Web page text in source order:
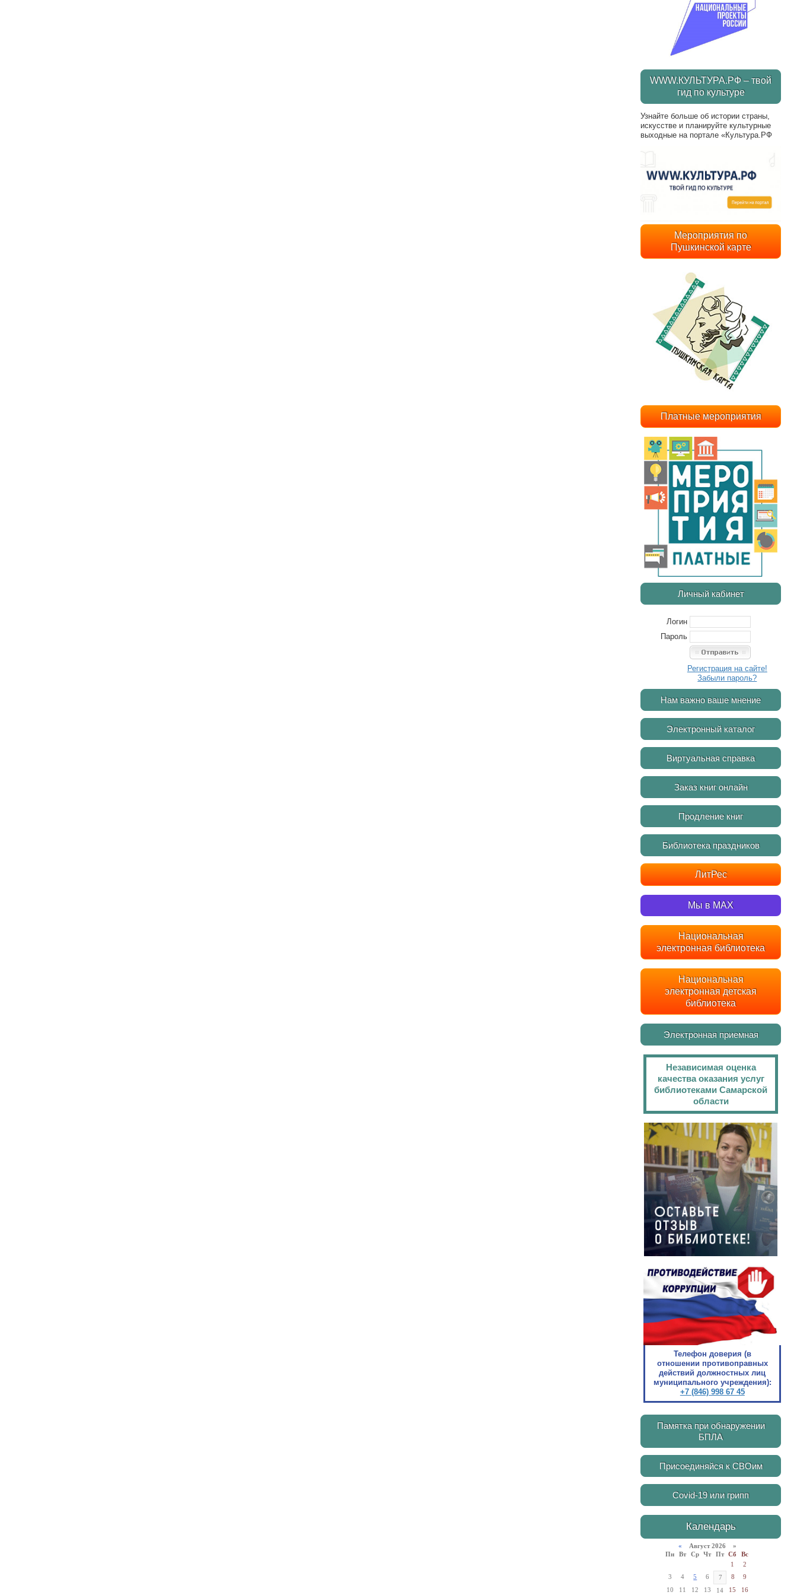
WWW.КУЛЬТУРА.РФ – твой
гид по культуре
Узнайте больше об истории страны,
искусстве и планируйте культурные
выходные на портале «Культура.РФ
Мероприятия по
Пушкинской карте
Платные мероприятия
Личный кабинет
Логин
Пароль
Регистрация на сайте!
Забыли пароль?
Нам важно ваше мнение
Электронный каталог
Виртуальная справка
Заказ книг онлайн
Продление книг
Библиотека праздников
ЛитРес
Мы в MAX
Национальная
электронная библиотека
Национальная
электронная детская
библиотека
Электронная приемная
Независимая оценка
качества оказания услуг
библиотеками Самарской
области
Телефон доверия (в
отношении противоправных
действий должностных лиц
муниципального учреждения):
+7 (846) 998 67 45
Памятка при обнаружении
БПЛА
Присоединяйся к СВОим
Covid-19 или грипп
Календарь
« Август 2026 »
Пн
Вт Ср Чт Пт Сб
Вс
1
2
3
4 5 6 7 8
9
10
11 12 13 14 15 16